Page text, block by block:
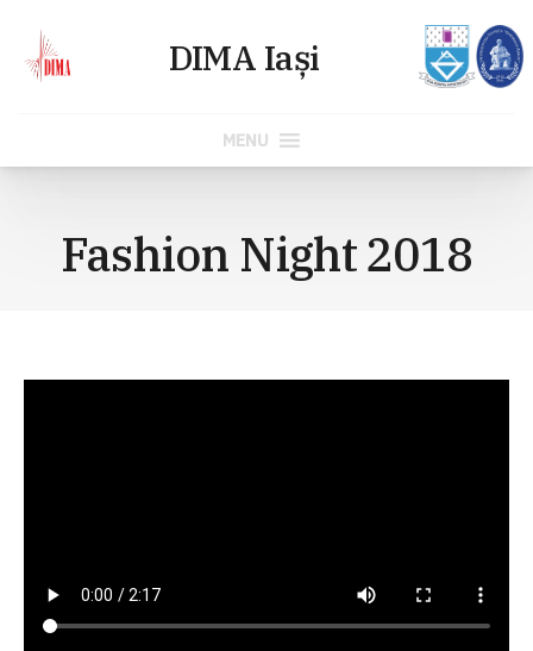
content
MENU
Fashion Night 2018